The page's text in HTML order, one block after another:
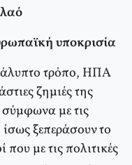
υποκρισία
τρόπο, ΗΠΑ
ζημιές της
σύμφωνα με τις
ξεπεράσουν το
που με τις πολιτικές